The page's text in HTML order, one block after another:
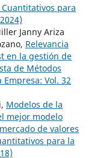
para
Janny Ariza
Relevancia
en la gestión de
de Métodos
Vol. 32
Modelos de la
mejor modelo
de valores
para la